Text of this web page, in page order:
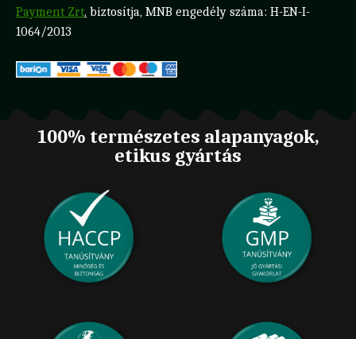
Payment Zrt. biztosítja, MNB engedély száma: H-EN-I-
1064/2013
100% természetes alapanyagok,
etikus gyártás